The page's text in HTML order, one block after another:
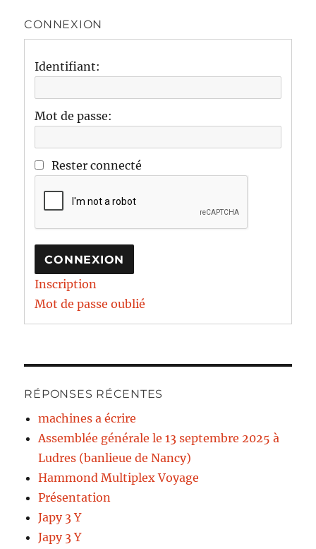
CONNEXION
Identifiant:
Mot de passe:
Rester connecté
CONNEXION
Inscription
Mot de passe oublié
RÉPONSES RÉCENTES
machines a écrire
Assemblée générale le 13 septembre 2025 à
Ludres (banlieue de Nancy)
Hammond Multiplex Voyage
Présentation
Japy 3 Y
Japy 3 Y